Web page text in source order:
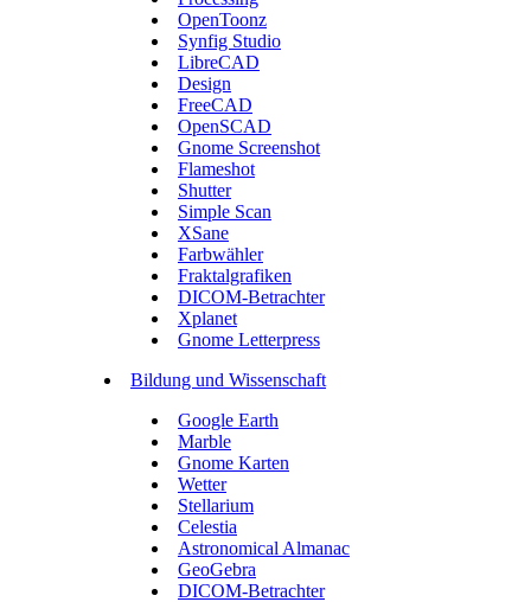
OpenToonz
Synfig Studio
LibreCAD
Design
FreeCAD
OpenSCAD
Gnome Screenshot
Flameshot
Shutter
Simple Scan
XSane
Farbwähler
Fraktalgrafiken
DICOM-Betrachter
Xplanet
Gnome Letterpress
Bildung und Wissenschaft
Google Earth
Marble
Gnome Karten
Wetter
Stellarium
Celestia
Astronomical Almanac
GeoGebra
DICOM-Betrachter